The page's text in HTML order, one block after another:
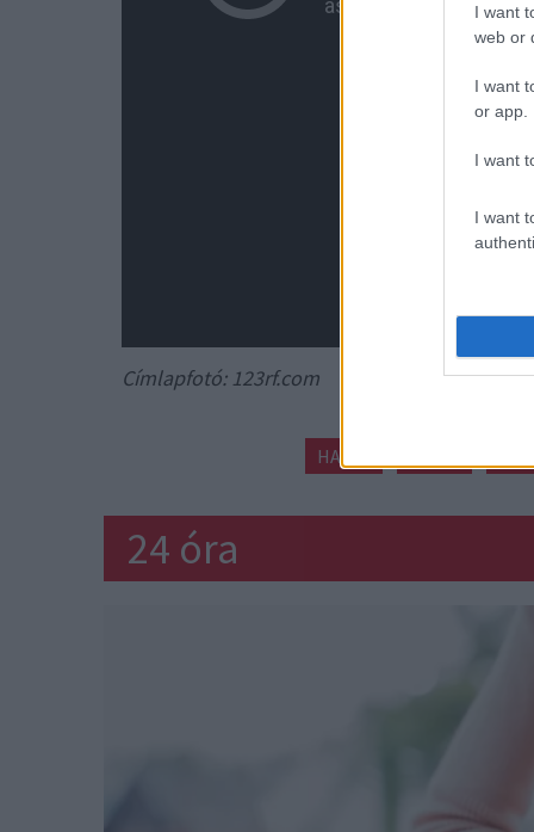
I want
web or
I want
or app.
I want
I want
Címlapfotó: 123rf.com
HALÁL
24 óra